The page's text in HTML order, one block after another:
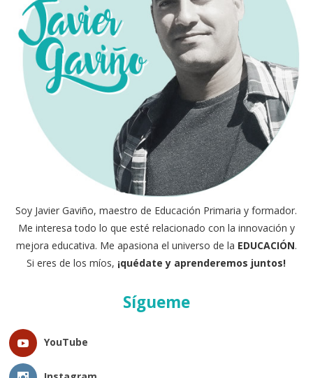
Soy Javier Gaviño, maestro de Educación Primaria y formador.
Me interesa todo lo que esté relacionado con la innovación y
mejora educativa. Me apasiona el universo de la EDUCACIÓN.
Si eres de los míos, ¡quédate y aprenderemos juntos!
Sígueme
YouTube